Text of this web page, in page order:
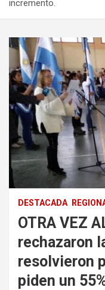
incremento.
DESTACADA
OTRA VEZ
rechazaron
resolvieron
piden un